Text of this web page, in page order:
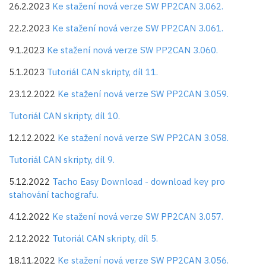
26.2.2023 Ke stažení nová verze SW PP2CAN 3.062.
22.2.2023 Ke stažení nová verze SW PP2CAN 3.061.
9.1.2023 Ke stažení nová verze SW PP2CAN 3.060.
5.1.2023 Tutoriál CAN skripty, díl 11.
23.12.2022 Ke stažení nová verze SW PP2CAN 3.059.
Tutoriál CAN skripty, díl 10.
12.12.2022 Ke stažení nová verze SW PP2CAN 3.058.
Tutoriál CAN skripty, díl 9.
5.12.2022 Tacho Easy Download - download key pro
stahování tachografu.
4.12.2022 Ke stažení nová verze SW PP2CAN 3.057.
2.12.2022 Tutoriál CAN skripty, díl 5.
18.11.2022 Ke stažení nová verze SW PP2CAN 3.056.